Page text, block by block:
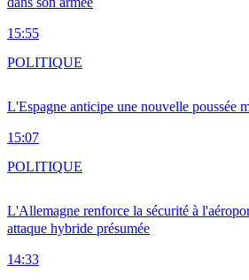
15:55
L'Espagne anticipe une nouvelle poussée
15:07
POLITIQUE
L'Allemagne renforce la sécurité à
attaque hybride présumée
14:33
POLITIQUE